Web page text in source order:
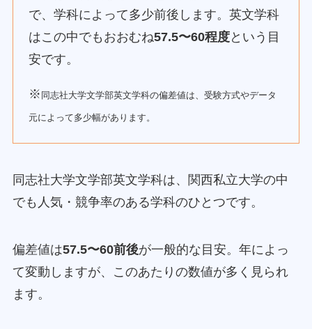
で、学科によって多少前後します。英文学科
はこの中でもおおむね57.5〜60程度という目
安です。
※ 同志社大学文学部英文学科の偏差値は、受験方式やデータ
元によって多少幅があります。
同志社大学文学部英文学科は、関西私立大学の中
でも人気・競争率のある学科のひとつです。
偏差値は57.5〜60前後が一般的な目安。年によっ
て変動しますが、このあたりの数値が多く見られ
ます。